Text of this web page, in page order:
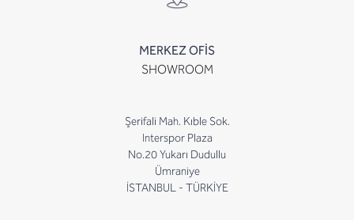
MERKEZ OFİS
SHOWROOM
Şerifali Mah. Kıble Sok.
Interspor Plaza
No.20 Yukarı Dudullu
Ümraniye
İSTANBUL - TÜRKİYE